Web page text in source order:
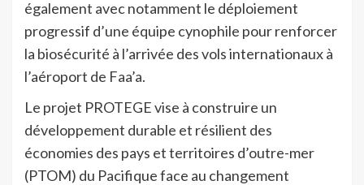
également avec notamment le déploiement
progressif d’une équipe cynophile pour renforcer
la biosécurité à l’arrivée des vols internationaux à
l’aéroport de Faa’a.
Le projet PROTEGE vise à construire un
développement durable et résilient des
économies des pays et territoires d’outre-mer
(PTOM) du Pacifique face au changement